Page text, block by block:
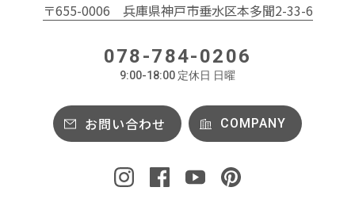
和
レトロ
〒655-0006 兵庫県神戸市垂水区本多聞2-33-6
078-784-0206
9:00-18:00 定休日 日曜
お問い合わせ COMPANY